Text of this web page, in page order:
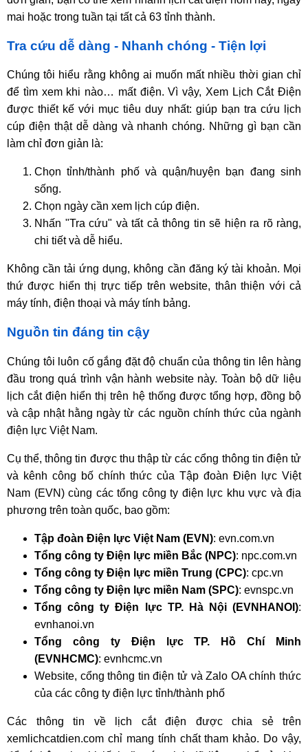
mai hoặc trong tuần tại tất cả 63 tỉnh thành.
Tra cứu dễ dàng - Nhanh chóng - Tiện lợi
Chúng tôi hiểu rằng không ai muốn mất nhiều thời gian chỉ
để tìm xem khi nào… mất điện. Vì vậy, Xem Lịch Cắt Điện
được thiết kế với mục tiêu duy nhất: giúp bạn tra cứu lịch
cúp điện thật dễ dàng và nhanh chóng. Những gì bạn cần
làm chỉ đơn giản là:
Chọn tỉnh/thành phố và quận/huyện bạn đang sinh
sống.
Chọn ngày cần xem lịch cúp điện.
Nhấn "Tra cứu" và tất cả thông tin sẽ hiện ra rõ ràng,
chi tiết và dễ hiểu.
Không cần tải ứng dụng, không cần đăng ký tài khoản. Mọi
thứ được hiển thị trực tiếp trên website, thân thiện với cả
máy tính, điện thoại và máy tính bảng.
Nguồn tin đáng tin cậy
Chúng tôi luôn cố gắng đặt độ chuẩn của thông tin lên hàng
đầu trong quá trình vận hành website này. Toàn bộ dữ liệu
lịch cắt điện hiển thị trên hệ thống được tổng hợp, đồng bộ
và cập nhật hằng ngày từ các nguồn chính thức của ngành
điện lực Việt Nam.
Cụ thể, thông tin được thu thập từ các cổng thông tin điện tử
và kênh công bố chính thức của Tập đoàn Điện lực Việt
Nam (EVN) cùng các tổng công ty điện lực khu vực và địa
phương trên toàn quốc, bao gồm:
Tập đoàn Điện lực Việt Nam (EVN): evn.com.vn
Tổng công ty Điện lực miền Bắc (NPC): npc.com.vn
Tổng công ty Điện lực miền Trung (CPC): cpc.vn
Tổng công ty Điện lực miền Nam (SPC): evnspc.vn
Tổng công ty Điện lực TP. Hà Nội (EVNHANOI):
evnhanoi.vn
Tổng công ty Điện lực TP. Hồ Chí Minh
(EVNHCMC): evnhcmc.vn
Website, cổng thông tin điện tử và Zalo OA chính thức
của các công ty điện lực tỉnh/thành phố
Các thông tin về lịch cắt điện được chia sẻ trên
xemlichcatdien.com chỉ mang tính chất tham khảo. Do vậy,